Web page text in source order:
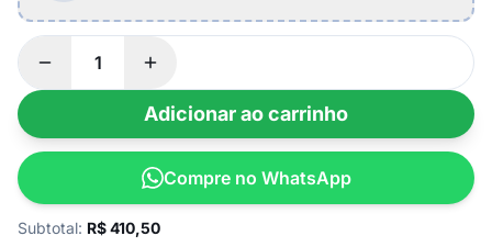
Adicionar ao carrinho
Compre no WhatsApp
Subtotal: R$410,50